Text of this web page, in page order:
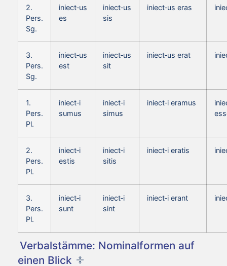
2.
Pers.
Sg.
iniect‑us
es
iniect‑us
sis
iniect‑us eras
3.
Pers.
Sg.
iniect‑us
est
iniect‑us
sit
iniect‑us erat
1.
Pers.
Pl.
iniect‑i
sumus
iniect‑i
simus
iniect‑i eramus
2.
Pers.
Pl.
iniect‑i
estis
iniect‑i
sitis
iniect‑i eratis
3.
Pers.
Pl.
iniect‑i
sunt
iniect‑i
sint
iniect‑i erant
Verbalstämme: Nominalformen auf
einen Blick